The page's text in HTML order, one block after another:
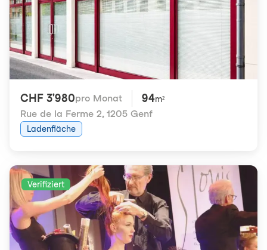
CHF 3'980pro Monat 94m²
Rue de la Ferme 2, 1205 Genf
Ladenfläche
Verifiziert